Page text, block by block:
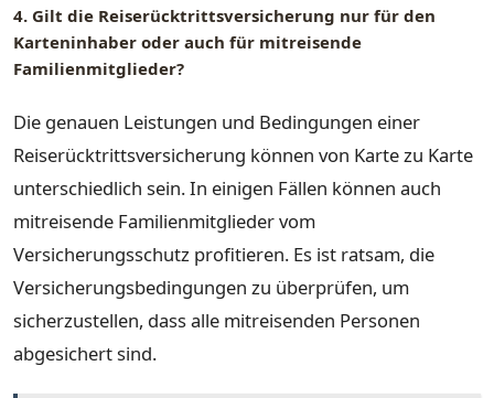
4. Gilt die Reiserücktrittsversicherung nur für den
Karteninhaber oder auch für mitreisende
Familienmitglieder?
Die genauen Leistungen und Bedingungen einer
Reiserücktrittsversicherung können von Karte zu Karte
unterschiedlich sein. In einigen Fällen können auch
mitreisende Familienmitglieder vom
Versicherungsschutz profitieren. Es ist ratsam, die
Versicherungsbedingungen zu überprüfen, um
sicherzustellen, dass alle mitreisenden Personen
abgesichert sind.